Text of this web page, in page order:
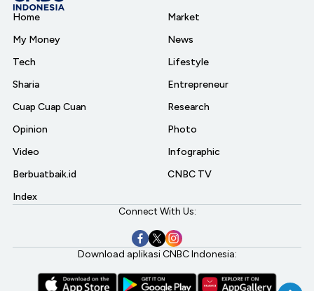
Home
My Money
Tech
Sharia
Cuap Cuap Cuan
Opinion
Video
Berbuatbaik.id
Index
Market
News
Lifestyle
Entrepreneur
Research
Photo
Infographic
CNBC TV
Connect With Us:
Download aplikasi CNBC Indonesia: